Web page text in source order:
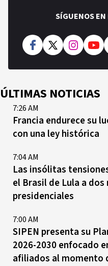
SÍGUENOS
ÚLTIMAS NOTICIAS
7:26 AM
Francia endurece su
con una ley histórica
7:04 AM
Las insólitas
el Brasil de Lula a
presidenciales
7:00 AM
SIPEN presenta su
2026-2030 enfocado
afiliados al momento